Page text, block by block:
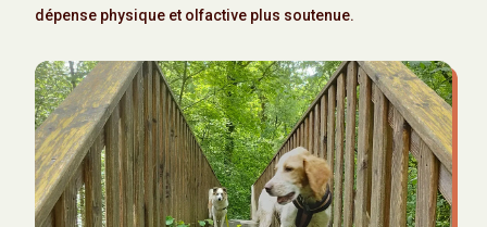
dépense physique et olfactive plus soutenue.